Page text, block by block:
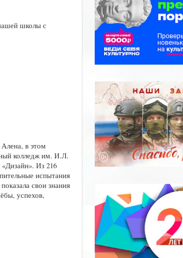
школы с
в этом
колледж им. И.Л.
Из 216
испытания
свои знания
успехов,